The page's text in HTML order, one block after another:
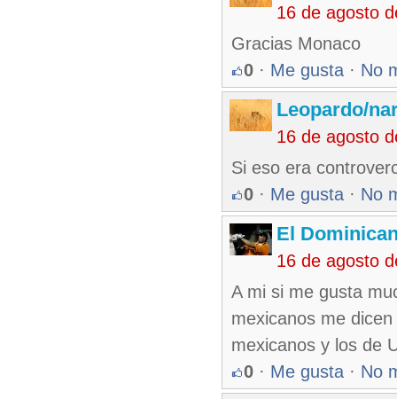
16 de agosto
Gracias Monaco
0 · Me gusta · No
Leopardo/
16 de agosto
Si eso era
0 · Me gusta · No
El
16 de agosto
A mi si me gusta
mexicanos me
mexicanos y los de
0 · Me gusta · No